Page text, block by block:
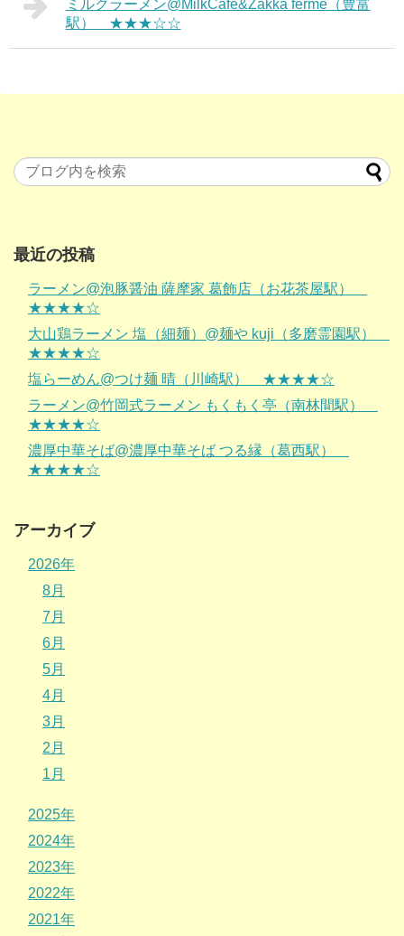
ミルクラーメン@MilkCafe&Zakka ferme（豊富
駅） ★★★☆☆
最近の投稿
ラーメン@泡豚醤油 薩摩家 葛飾店（お花茶屋駅）
★★★★☆
大山鶏ラーメン 塩（細麺）@麺や kuji（多磨霊園駅）
★★★★☆
塩らーめん@つけ麺 晴（川崎駅） ★★★★☆
ラーメン@竹岡式ラーメン もくもく亭（南林間駅）
★★★★☆
濃厚中華そば@濃厚中華そば つる縁（葛西駅）
★★★★☆
アーカイブ
2026年
8月
7月
6月
5月
4月
3月
2月
1月
2025年
2024年
2023年
2022年
2021年